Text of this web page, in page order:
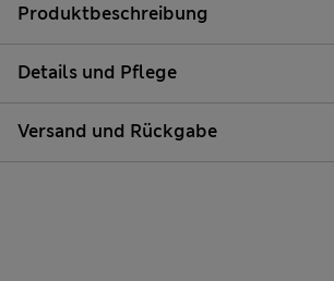
Produktbeschreibung
Details und Pflege
Versand und Rückgabe